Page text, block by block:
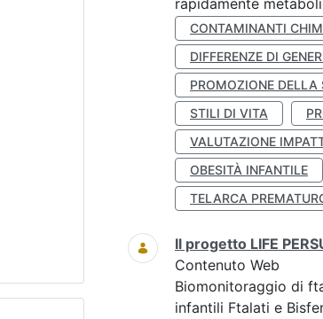
rapidamente
CONTAMINANTI
DIFFERENZE DI
PROMOZIONE DELLA
STILI DI VITA
VALUTAZIONE
OBESITÀ INFANTILE
TELARCA
Il progetto LIFE
Contenuto Web
Biomonitoraggio di
infantili Ftalati e